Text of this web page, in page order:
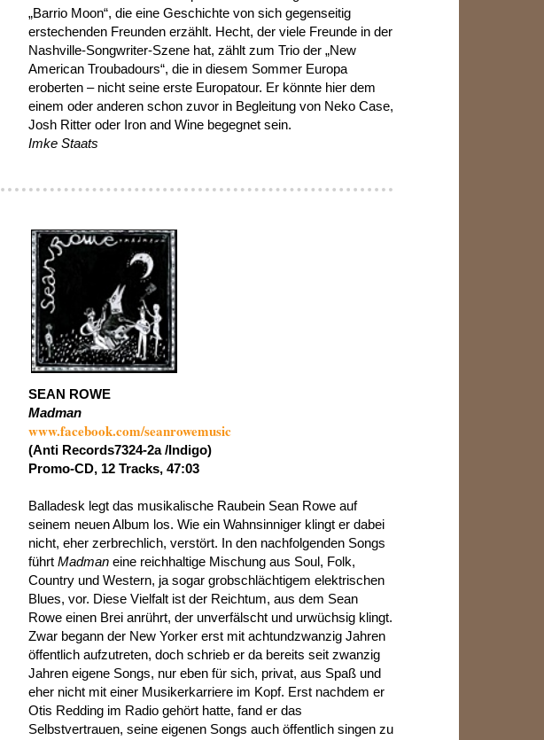
„Barrio Moon“, die eine Geschichte von sich gegenseitig
erstechenden Freunden erzählt. Hecht, der viele Freunde in der
Nashville-Songwriter-Szene hat, zählt zum Trio der „New
American Troubadours“, die in diesem Sommer Europa
eroberten – nicht seine erste Europatour. Er könnte hier dem
einem oder anderen schon zuvor in Begleitung von Neko Case,
Josh Ritter oder Iron and Wine begegnet sein.
Imke Staats
SEAN ROWE
Madman
www.facebook.com/seanrowemusic
(Anti Records7324-2a /Indigo)
Promo-CD, 12 Tracks, 47:03
Balladesk legt das musikalische Raubein Sean Rowe auf
seinem neuen Album los. Wie ein Wahnsinniger klingt er dabei
nicht, eher zerbrechlich, verstört. In den nachfolgenden Songs
führt Madman eine reichhaltige Mischung aus Soul, Folk,
Country und Western, ja sogar grobschlächtigem elektrischen
Blues, vor. Diese Vielfalt ist der Reichtum, aus dem Sean
Rowe einen Brei anrührt, der unverfälscht und urwüchsig klingt.
Zwar begann der New Yorker erst mit achtundzwanzig Jahren
öffentlich aufzutreten, doch schrieb er da bereits seit zwanzig
Jahren eigene Songs, nur eben für sich, privat, aus Spaß und
eher nicht mit einer Musikerkarriere im Kopf. Erst nachdem er
Otis Redding im Radio gehört hatte, fand er das
Selbstvertrauen, seine eigenen Songs auch öffentlich singen zu